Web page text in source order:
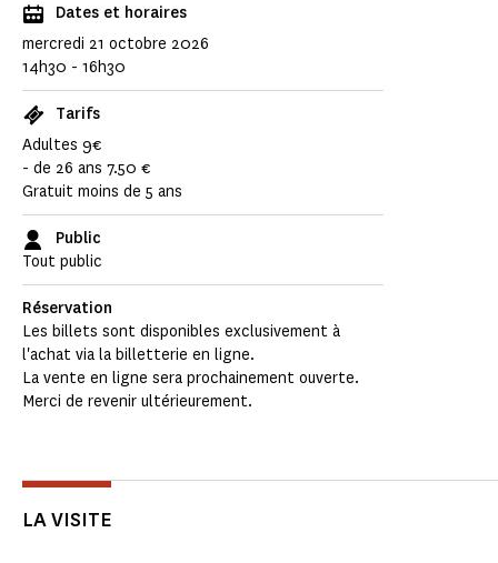
Dates et horaires
mercredi 21 octobre 2026
14h30 - 16h30
Tarifs
Adultes 9€
- de 26 ans 7.50 €
Gratuit moins de 5 ans
Public
Tout public
Réservation
Les billets sont disponibles exclusivement à
l'achat via la billetterie en ligne.
La vente en ligne sera prochainement ouverte.
Merci de revenir ultérieurement.
LA VISITE